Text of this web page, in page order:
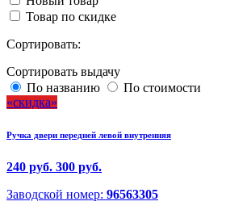
Товар по скидке
Сортировать:
Сортировать выдачу
По названию
По стоимости
скидка
Ручка двери передней левой внутренняя
240 руб. 300 руб.
Заводской номер: 96563305